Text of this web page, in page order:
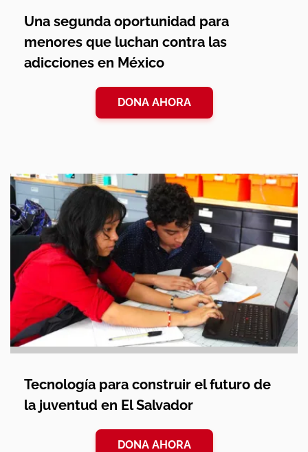
Una segunda oportunidad para
menores que luchan contra las
adicciones en México
DONA AHORA
Tecnología para construir el futuro de
la juventud en El Salvador
DONA AHORA